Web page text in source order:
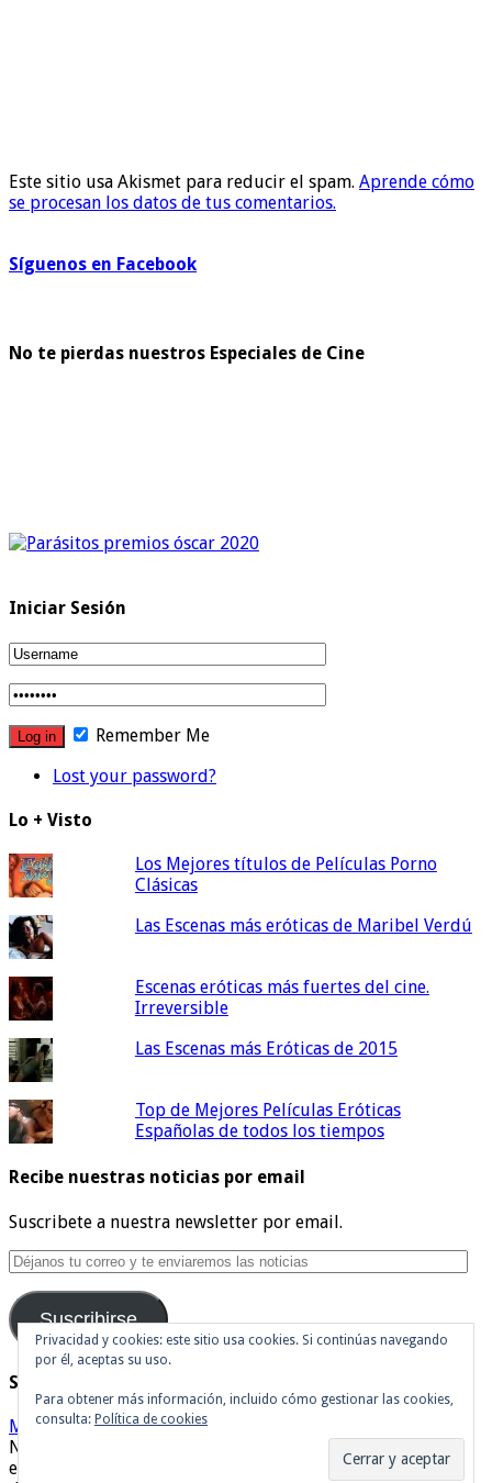
Este sitio usa Akismet para reducir el spam. Aprende cómo
se procesan los datos de tus comentarios.
Síguenos en Facebook
No te pierdas nuestros Especiales de Cine
Iniciar Sesión
Remember Me
Lost your password?
Lo + Visto
Los Mejores títulos de Películas Porno
Clásicas
Las Escenas más eróticas de Maribel Verdú
Escenas eróticas más fuertes del cine.
Irreversible
Las Escenas más Eróticas de 2015
Top de Mejores Películas Eróticas
Españolas de todos los tiempos
Recibe nuestras noticias por email
Suscribete a nuestra newsletter por email.
Déjanos
tu
correo
y
te
enviaremos
las
noticias
Suscribirse
Síguenos en Twitter
Mis tuits
Noticias de cine y de series de televisión, críticas, tráilers,
estrenos. Cineralia © Copyright 2007 - 2026, Todos los
Privacidad y cookies: este sitio usa cookies. Si continúas navegando
por él, aceptas su uso.
Para obtener más información, incluido cómo gestionar las cookies,
consulta: Política de cookies